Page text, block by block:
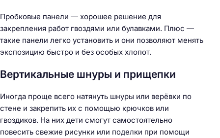
Пробковые панели — хорошее решение для
закрепления работ гвоздями или булавками. Плюс —
такие панели легко установить и они позволяют менять
экспозицию быстро и без особых хлопот.
Вертикальные шнуры и прищепки
Иногда проще всего натянуть шнуры или верёвки по
стене и закрепить их с помощью крючков или
гвоздиков. На них дети смогут самостоятельно
повесить свежие рисунки или поделки при помощи